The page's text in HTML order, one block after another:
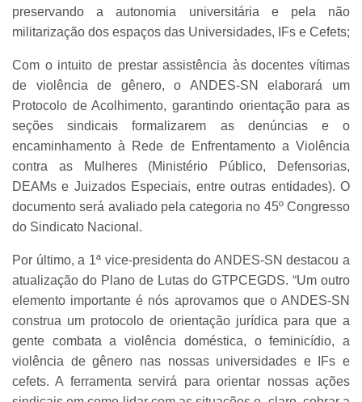
preservando a autonomia universitária e pela não
militarização dos espaços das Universidades, IFs e Cefets;
Com o intuito de prestar assistência às docentes vítimas
de violência de gênero, o ANDES-SN elaborará um
Protocolo de Acolhimento, garantindo orientação para as
seções sindicais formalizarem as denúncias e o
encaminhamento à Rede de Enfrentamento a Violência
contra as Mulheres (Ministério Público, Defensorias,
DEAMs e Juizados Especiais, entre outras entidades). O
documento será avaliado pela categoria no 45º Congresso
do Sindicato Nacional.
Por último, a 1ª vice-presidenta do ANDES-SN destacou a
atualização do Plano de Lutas do GTPCEGDS. “Um outro
elemento importante é nós aprovamos que o ANDES-SN
construa um protocolo de orientação jurídica para que a
gente combata a violência doméstica, o feminicídio, a
violência de gênero nas nossas universidades e IFs e
cefets. A ferramenta servirá para orientar nossas ações